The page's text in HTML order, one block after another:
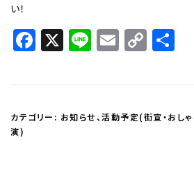
い！
Facebook
X LineEmail
Copy
Link
カテゴリー: お知らせ、活動予定(街宣・おしゃ
演)